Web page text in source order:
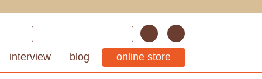
interview blog online store